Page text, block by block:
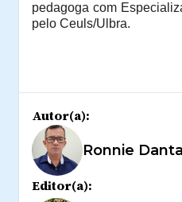
pedagoga com
pelo Ceuls/Ulbra.
Autor(a):
Ronnie
Editor(a):